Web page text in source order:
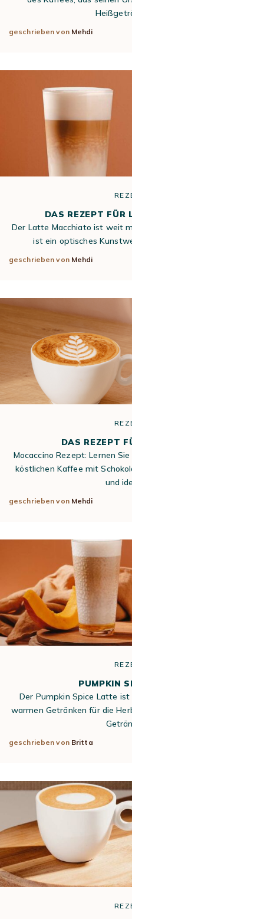
Heißgetränk wird…
geschrieben von Mehdi
REZEPTE
DAS REZEPT FÜR LATTE MACCHIATO
Der Latte Macchiato ist weit mehr als nur Kaffee mit Milch. Er
ist ein optisches Kunstwerk in drei Schichten und…
geschrieben von Mehdi
REZEPTE
DAS REZEPT FÜR MOCACCINO
Mocaccino Rezept: Lernen Sie Schritt für Schritt, wie Sie den
köstlichen Kaffee mit Schokolade selbst zubereiten. Einfach
und ideal für…
geschrieben von Mehdi
REZEPTE
PUMPKIN SPICE LATTE
Der Pumpkin Spice Latte ist das absolute Muss unter den
warmen Getränken für die Herbstsaison 2025. Dieses beliebte
Getränk mit…
geschrieben von Britta
REZEPTE